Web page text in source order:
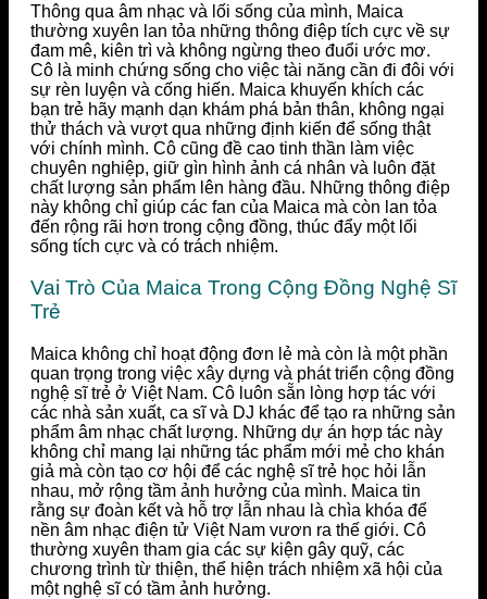
Thông qua âm nhạc và lối sống của mình, Maica
thường xuyên lan tỏa những thông điệp tích cực về sự
đam mê, kiên trì và không ngừng theo đuổi ước mơ.
Cô là minh chứng sống cho việc tài năng cần đi đôi với
sự rèn luyện và cống hiến. Maica khuyến khích các
bạn trẻ hãy mạnh dạn khám phá bản thân, không ngại
thử thách và vượt qua những định kiến để sống thật
với chính mình. Cô cũng đề cao tinh thần làm việc
chuyên nghiệp, giữ gìn hình ảnh cá nhân và luôn đặt
chất lượng sản phẩm lên hàng đầu. Những thông điệp
này không chỉ giúp các fan của Maica mà còn lan tỏa
đến rộng rãi hơn trong cộng đồng, thúc đẩy một lối
sống tích cực và có trách nhiệm.
Vai Trò Của Maica Trong Cộng Đồng Nghệ Sĩ
Trẻ
Maica không chỉ hoạt động đơn lẻ mà còn là một phần
quan trọng trong việc xây dựng và phát triển cộng đồng
nghệ sĩ trẻ ở Việt Nam. Cô luôn sẵn lòng hợp tác với
các nhà sản xuất, ca sĩ và DJ khác để tạo ra những sản
phẩm âm nhạc chất lượng. Những dự án hợp tác này
không chỉ mang lại những tác phẩm mới mẻ cho khán
giả mà còn tạo cơ hội để các nghệ sĩ trẻ học hỏi lẫn
nhau, mở rộng tầm ảnh hưởng của mình. Maica tin
rằng sự đoàn kết và hỗ trợ lẫn nhau là chìa khóa để
nền âm nhạc điện tử Việt Nam vươn ra thế giới. Cô
thường xuyên tham gia các sự kiện gây quỹ, các
chương trình từ thiện, thể hiện trách nhiệm xã hội của
một nghệ sĩ có tầm ảnh hưởng.